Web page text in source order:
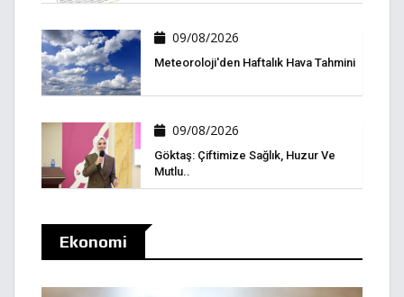
09/08/2026
Meteoroloji'den Haftalık Hava Tahmini
09/08/2026
Göktaş: Çiftimize Sağlık, Huzur Ve
Mutlu..
Ekonomi